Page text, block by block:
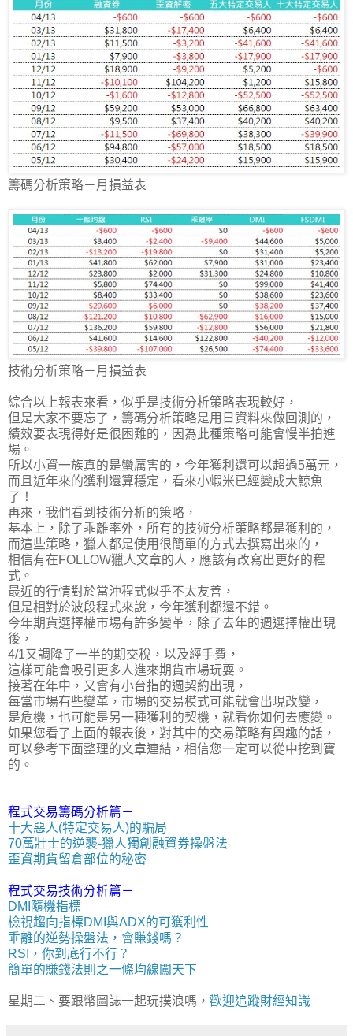
籌碼分析策略－月損益表
技術分析策略－月損益表
綜合以上報表來看，似乎是技術分析策略表現較好，
但是大家不要忘了，籌碼分析策略是用日資料來做回測的，
績效要表現得好是很困難的，因為此種策略可能會慢半拍進
場。
所以小資一族真的是蠻厲害的，今年獲利還可以超過5萬元，
而且近年來的獲利還算穩定，看來小蝦米已經變成大鯨魚
了！
再來，我們看到技術分析的策略，
基本上，除了乖離率外，所有的技術分析策略都是獲利的，
而這些策略，獵人都是使用很簡單的方式去撰寫出來的，
相信有在FOLLOW獵人文章的人，應該有改寫出更好的程
式。
最近的行情對於當沖程式似乎不太友善，
但是相對於波段程式來說，今年獲利都還不錯。
今年期貨選擇權市場有許多變革，除了去年的週選擇權出現
後，
4/1又調降了一半的期交稅，以及經手費，
這樣可能會吸引更多人進來期貨市場玩耍。
接著在年中，又會有小台指的週契約出現，
每當市場有些變革，市場的交易模式可能就會出現改變，
是危機，也可能是另一種獲利的契機，就看你如何去應變。
如果您看了上面的報表後，對其中的交易策略有興趣的話，
可以參考下面整理的文章連結，相信您一定可以從中挖到寶
的。
程式交易籌碼分析篇－
十大惡人(特定交易人)的騙局
70萬壯士的逆襲-獵人獨創融資券操盤法
歪資期貨留倉部位的秘密
程式交易技術分析篇－
DMI隨機指標
檢視趨向指標DMI與ADX的可獲利性
乖離的逆勢操盤法，會賺錢嗎？
RSI，你到底行不行？
簡單的賺錢法則之一條均線闖天下
星期二、要跟幣圖誌一起玩撲浪嗎， 歡迎追蹤財經知識